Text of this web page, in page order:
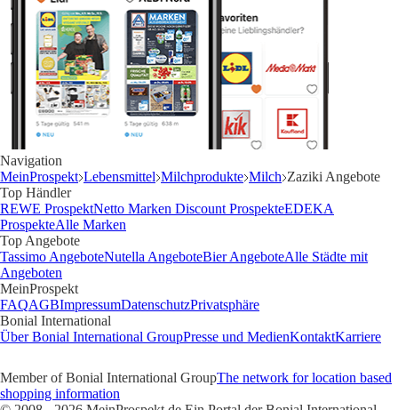
Navigation
MeinProspekt Lebensmittel Milchprodukte Milch Zaziki Angebote
Top Händler
REWE ProspektNetto Marken Discount ProspekteEDEKA
ProspekteAlle Marken
Top Angebote
Tassimo AngeboteNutella AngeboteBier AngeboteAlle Städte mit
Angeboten
MeinProspekt
FAQAGBImpressumDatenschutzPrivatsphäre
Bonial International
Über Bonial International GroupPresse und MedienKontaktKarriere
Member of Bonial International GroupThe network for location based
shopping information